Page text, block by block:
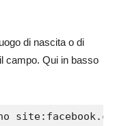
di nascita o di
campo. Qui in basso